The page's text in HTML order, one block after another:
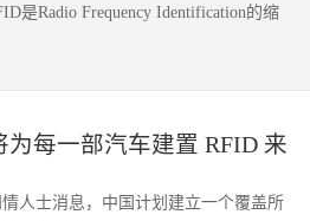
是Radio Frequency Identification的缩
每一部汽车建置 RFID 来
人士消息，中国计划建立一个覆盖所